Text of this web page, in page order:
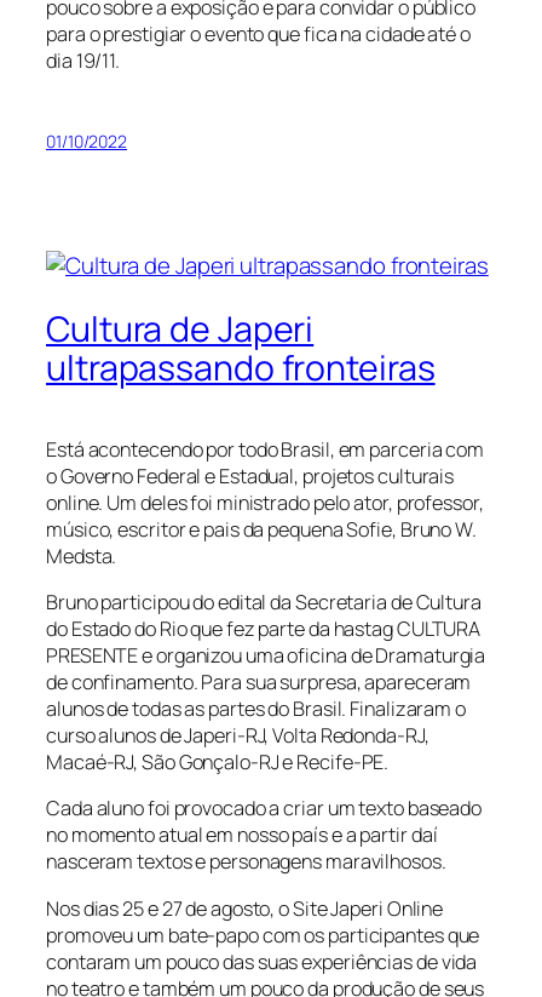
pouco sobre a exposição e para convidar o público
para o prestigiar o evento que fica na cidade até o
dia 19/11.
01/10/2022
Cultura de Japeri
ultrapassando fronteiras
Está acontecendo por todo Brasil, em parceria com
o Governo Federal e Estadual, projetos culturais
online. Um deles foi ministrado pelo ator, professor,
músico, escritor e pais da pequena Sofie, Bruno W.
Medsta.
Bruno participou do edital da Secretaria de Cultura
do Estado do Rio que fez parte da hastag CULTURA
PRESENTE e organizou uma oficina de Dramaturgia
de confinamento. Para sua surpresa, apareceram
alunos de todas as partes do Brasil. Finalizaram o
curso alunos de Japeri-RJ, Volta Redonda-RJ,
Macaé-RJ, São Gonçalo-RJ e Recife-PE.
Cada aluno foi provocado a criar um texto baseado
no momento atual em nosso país e a partir daí
nasceram textos e personagens maravilhosos.
Nos dias 25 e 27 de agosto, o Site Japeri Online
promoveu um bate-papo com os participantes que
contaram um pouco das suas experiências de vida
no teatro e também um pouco da produção de seus